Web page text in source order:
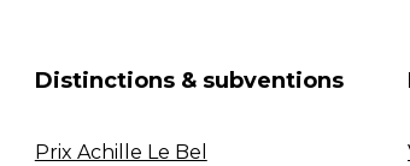
Distinctions & subventions
Prix Achille Le Bel